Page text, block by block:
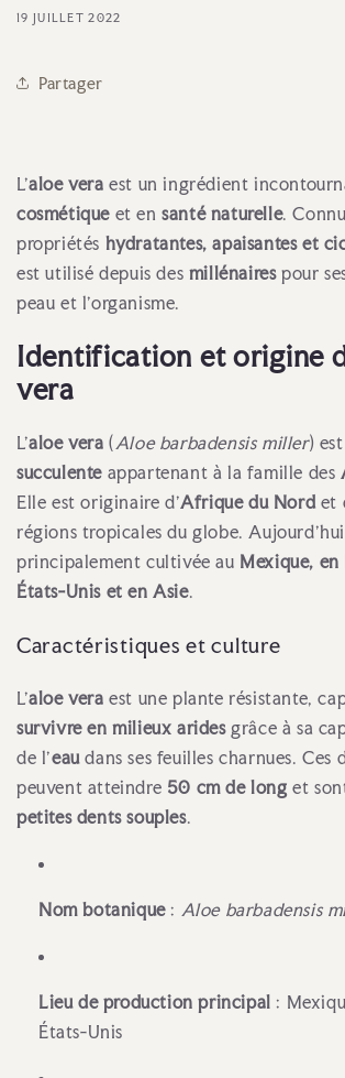
19 JUILLET 2022
Partager
L’aloe vera est un ingrédient
cosmétique et ensanté naturelle.
propriétés hydratantes, apaisantes et
est utilisé depuis des millénairespour
peau et l’organisme.
Identification et origine
vera
L’aloe vera (Aloe barbadensis miller)
succulente appartenant à la famille des
Elle est originaire d’Afrique du Nordet
régions tropicales du globe.
principalement cultivée au Mexique, en
États-Unis et en Asie.
Caractéristiques et culture
L’aloe vera est une plante résistante,
survivre en milieux aridesgrâce à sa
de l’eaudans ses feuilles charnues. Ces
peuvent atteindre 50 cm de long et
petites dents souples.
Nom botanique: Aloe barbadensis
Lieu de production principal :
États-Unis